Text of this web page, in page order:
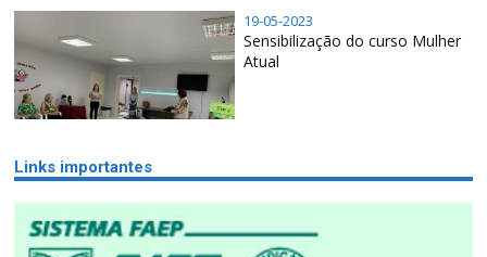
19-05-2023
Sensibilização do curso Mulher
Atual
Links importantes